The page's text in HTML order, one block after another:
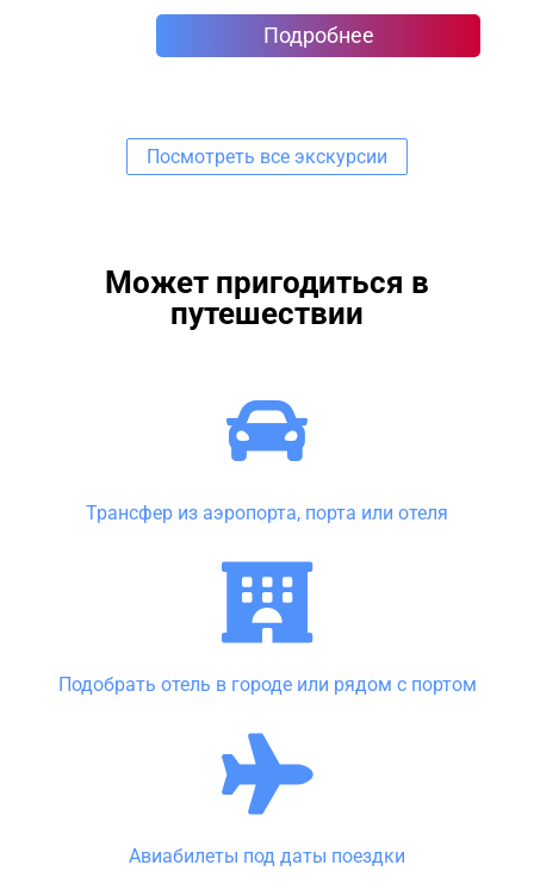
Подробнее
Посмотреть все экскурсии
Может пригодиться в
путешествии
Трансфер из аэропорта, порта или отеля
Подобрать отель в городе или рядом с портом
Авиабилеты под даты поездки